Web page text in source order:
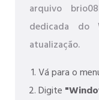
arquivo
dedicada do
atualização.
Vá para o
Digite